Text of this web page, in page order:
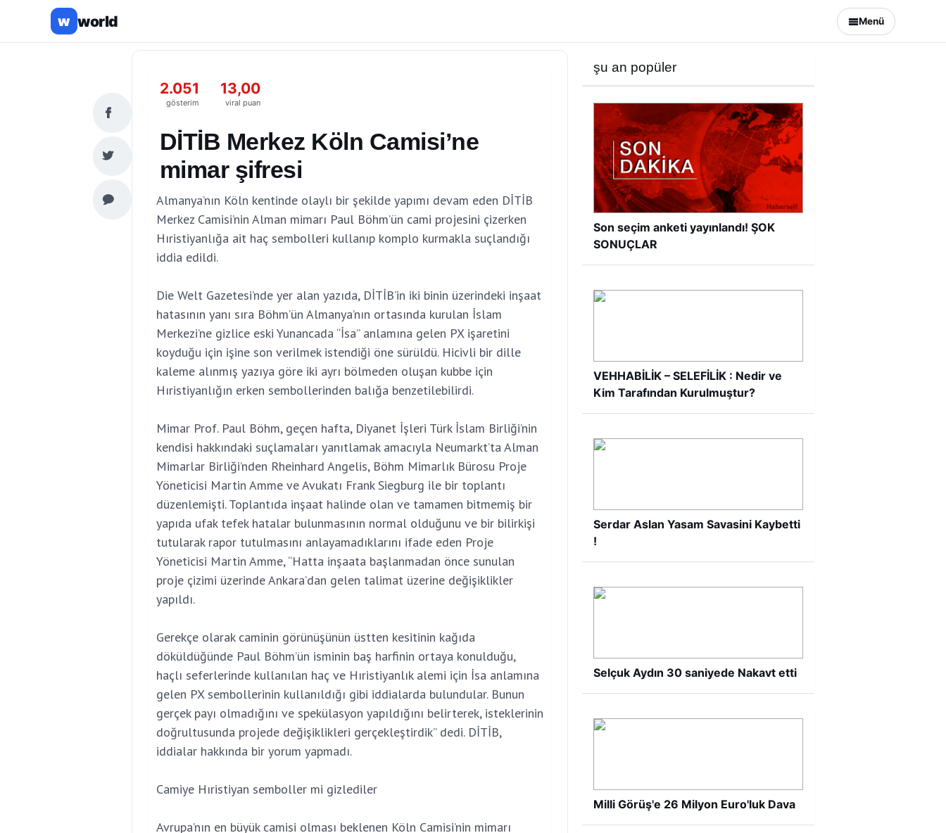
w world Menü
2.051
gösterim
13,00
viral puan
DİTİB Merkez Köln Camisi’ne
mimar şifresi
Almanya’nın Köln kentinde olaylı bir şekilde yapımı devam eden DİTİB
Merkez Camisi’nin Alman mimarı Paul Böhm’ün cami projesini çizerken
Hıristiyanlığa ait haç sembolleri kullanıp komplo kurmakla suçlandığı
iddia edildi.
Die Welt Gazetesi’nde yer alan yazıda, DİTİB’in iki binin üzerindeki inşaat
hatasının yanı sıra Böhm’ün Almanya’nın ortasında kurulan İslam
Merkezi’ne gizlice eski Yunancada “İsa” anlamına gelen PX işaretini
koyduğu için işine son verilmek istendiği öne sürüldü. Hicivli bir dille
kaleme alınmış yazıya göre iki ayrı bölmeden oluşan kubbe için
Hıristiyanlığın erken sembollerinden balığa benzetilebilirdi.
Mimar Prof. Paul Böhm, geçen hafta, Diyanet İşleri Türk İslam Birliği’nin
kendisi hakkındaki suçlamaları yanıtlamak amacıyla Neumarkt’ta Alman
Mimarlar Birliği’nden Rheinhard Angelis, Böhm Mimarlık Bürosu Proje
Yöneticisi Martin Amme ve Avukatı Frank Siegburg ile bir toplantı
düzenlemişti. Toplantıda inşaat halinde olan ve tamamen bitmemiş bir
yapıda ufak tefek hatalar bulunmasının normal olduğunu ve bir bilirkişi
tutularak rapor tutulmasını anlayamadıklarını ifade eden Proje
Yöneticisi Martin Amme, “Hatta inşaata başlanmadan önce sunulan
proje çizimi üzerinde Ankara’dan gelen talimat üzerine değişiklikler
yapıldı.
Gerekçe olarak caminin görünüşünün üstten kesitinin kağıda
döküldüğünde Paul Böhm’ün isminin baş harfinin ortaya konulduğu,
haçlı seferlerinde kullanılan haç ve Hıristiyanlık alemi için İsa anlamına
gelen PX sembollerinin kullanıldığı gibi iddialarda bulundular. Bunun
gerçek payı olmadığını ve spekülasyon yapıldığını belirterek, isteklerinin
doğrultusunda projede değişiklikleri gerçekleştirdik” dedi. DİTİB,
iddialar hakkında bir yorum yapmadı.
Camiye Hıristiyan semboller mi gizlediler
Avrupa’nın en büyük camisi olması beklenen Köln Camisi’nin mimarı
şu an popüler
Son seçim anketi yayınlandı! ŞOK
SONUÇLAR
VEHHABİLİK – SELEFİLİK : Nedir ve
Kim Tarafından Kurulmuştur?
Serdar Aslan Yasam Savasini Kaybetti
!
Selçuk Aydın 30 saniyede Nakavt etti
Milli Görüş'e 26 Milyon Euro'luk Dava